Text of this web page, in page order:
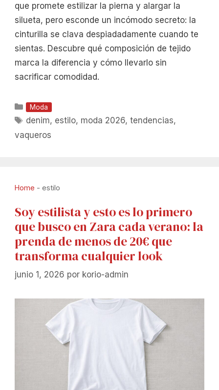
que promete estilizar la pierna y alargar la
silueta, pero esconde un incómodo secreto: la
cinturilla se clava despiadadamente cuando te
sientas. Descubre qué composición de tejido
marca la diferencia y cómo llevarlo sin
sacrificar comodidad.
Categorías
Moda
Etiquetas
denim, estilo, moda 2026,tendencias,
vaqueros
Home - estilo
Soy estilista y esto es lo primero
que busco en Zara cada verano: la
prenda de menos de 20€ que
transforma cualquier look
junio 1, 2026 por korio-admin